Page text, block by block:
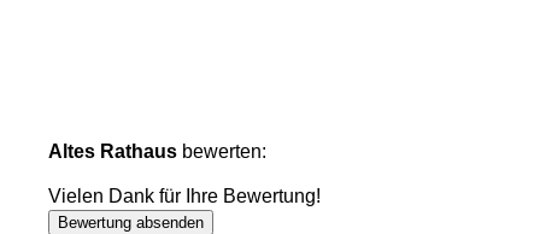
Altes Rathaus bewerten:
Vielen Dank für Ihre Bewertung!
Bewertung absenden